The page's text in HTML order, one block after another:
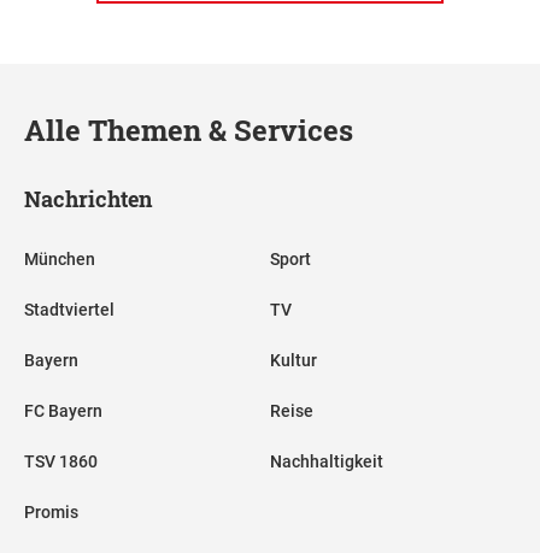
Alle Themen & Services
Nachrichten
München
Stadtviertel
Bayern
FC Bayern
TSV 1860
Promis
Sport
TV
Kultur
Reise
Nachhaltigkeit